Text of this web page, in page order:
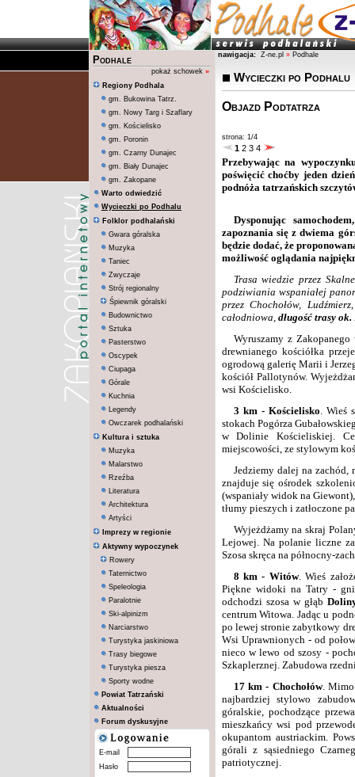
Podhale
pokaż schowek »
Regiony Podhala
gm. Bukowina Tatrz.
gm. Nowy Targ i Szaflary
gm. Kościelisko
gm. Poronin
gm. Czarny Dunajec
gm. Biały Dunajec
gm. Zakopane
Warto odwiedzić
Wycieczki po Podhalu
Folklor podhalański
Gwara góralska
Muzyka
Taniec
Zwyczaje
Strój regionalny
Śpiewnik góralski
Budownictwo
Sztuka
Pasterstwo
Oscypek
Ciupaga
Górale
Kuchnia
Legendy
Owczarek podhalański
Kultura i sztuka
Muzyka
Malarstwo
Rzeźba
Literatura
Architektura
Artyści
Imprezy w regionie
Aktywny wypoczynek
Rowery
Taternictwo
Speleologia
Paralotnie
Ski-alpinizm
Narciarstwo
Turystyka jaskiniowa
Trasy biegowe
Turystyka piesza
Sporty wodne
Powiat Tatrzański
Aktualności
Forum dyskusyjne
E-mail
Hasło
nawigacja: Z-ne.pl » Podhale
Wycieczki po Podhalu
Objazd Podtatrza
strona: 1/4
1 2 3 4
Przebywając na
poświęcić choćby jeden
podnóża tatrzańskich
Dysponując
zapoznania się z dwiema
będzie dodać, że
możliwość oglądania
Trasa wiedzie przez
podziwiania wspaniałej
przez Chochołów,
całodniowa, długość trasy ok.
Wyruszamy z
drewnianego kościółka
ogrodową galerię Marii i
kościół Pallotynów.
wsi Kościelisko.
3 km- Kościelisko. Wieś
stokach Pogórza
w Dolinie Kościeliskiej.
miejscowości, ze stylowym
Jedziemy dalej na zachód,
znajduje się ośrodek
(wspaniały widok na
tłumy pieszych i zatłoczone
Wyjeżdżamy na skraj
Lejowej. Na polanie liczne
Szosa skręca na północny-
8 km- Witów. Wieś
Piękne widoki na Tatry -
odchodzi szosa w głąb
centrum Witowa. Jadąc u
po lewej stronie zabytkowy
Wsi Uprawnionych - od
nieco w lewo od szosy -
Szkaplerznej. Zabudowa
17 km- Chochołów.
najbardziej stylowo
góralskie, pochodzące
mieszkańcy wsi pod
okupantom austriackim.
górali z sąsiedniego
patriotycznej.